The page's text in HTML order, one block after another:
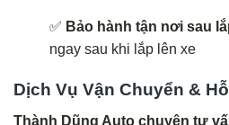
✅ Bảo hành tận nơi sau
ngay sau khi lắp lên xe
Dịch Vụ Vận Chuyển &
Thành Dũng Auto chuyên tư